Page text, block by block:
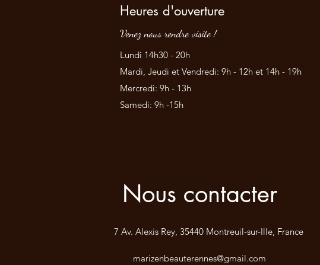
Heures d'ouverture
Venez nous rendre visite !
Lundi 14h30 - 20h
Mardi, Jeudi et Vendredi: 9h - 12h et 14h - 19h
Mercredi: 9h - 13h
Samedi: 9h -15h
Nous contacter
7 Av. Alexis Rey, 35440 Montreuil-sur-Ille, France
marizenbeauterennes@gmail.com